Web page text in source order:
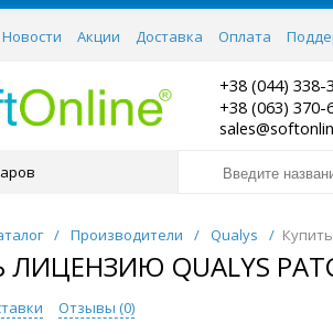
Новости Акции Доставка Оплата
+38 (044) 338-
+38 (063) 370-
/ Производители / Qualys /
QUALYS
Отзывы (0)